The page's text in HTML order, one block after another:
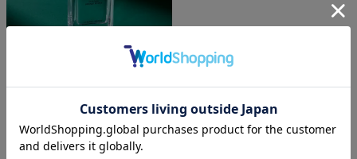
MOONLIT PETALS＜オードトワ
在庫切れ